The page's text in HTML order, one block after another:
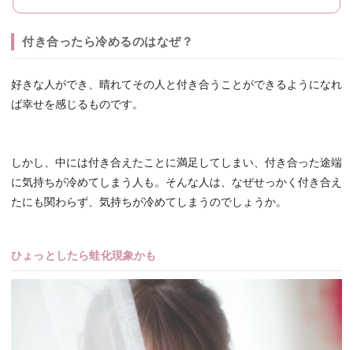
付き合ったら冷めるのはなぜ？
好きな人ができ、晴れてその人と付き合うことができるようになれ
ば幸せを感じるものです。
しかし、中には付き合えたことに満足してしまい、付き合った途端
に気持ちが冷めてしまう人も。そんな人は、なぜせっかく付き合え
たにも関わらず、気持ちが冷めてしまうのでしょうか。
ひょっとしたら蛙化現象かも